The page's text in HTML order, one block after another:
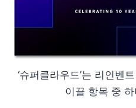
‘슈퍼클라우드’는 리인벤
이끌 항목 중